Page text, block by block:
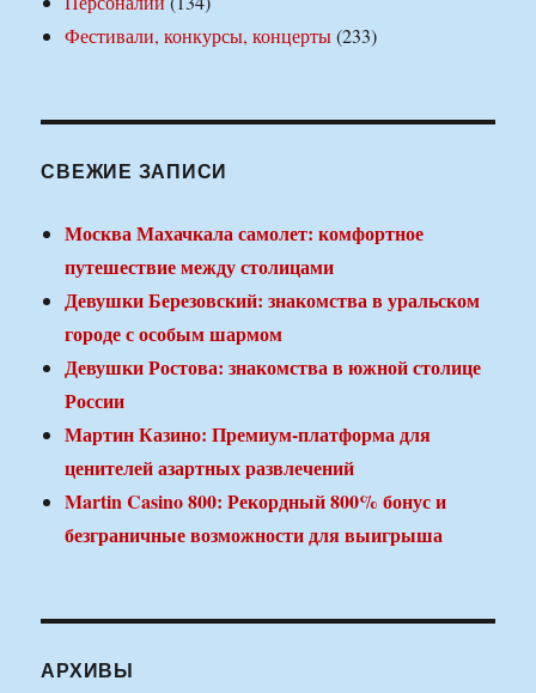
Фестивали, конкурсы, концерты(233)
СВЕЖИЕ ЗАПИСИ
Москва Махачкала самолет: комфортное
путешествие между столицами
Девушки Березовский: знакомства в уральском
городе с особым шармом
Девушки Ростова: знакомства в южной столице
России
Мартин Казино: Премиум-платформа для
ценителей азартных развлечений
Martin Casino 800: Рекордный 800% бонус и
безграничные возможности для выигрыша
АРХИВЫ